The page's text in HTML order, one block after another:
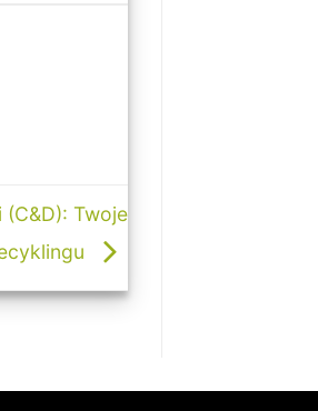
Twoje